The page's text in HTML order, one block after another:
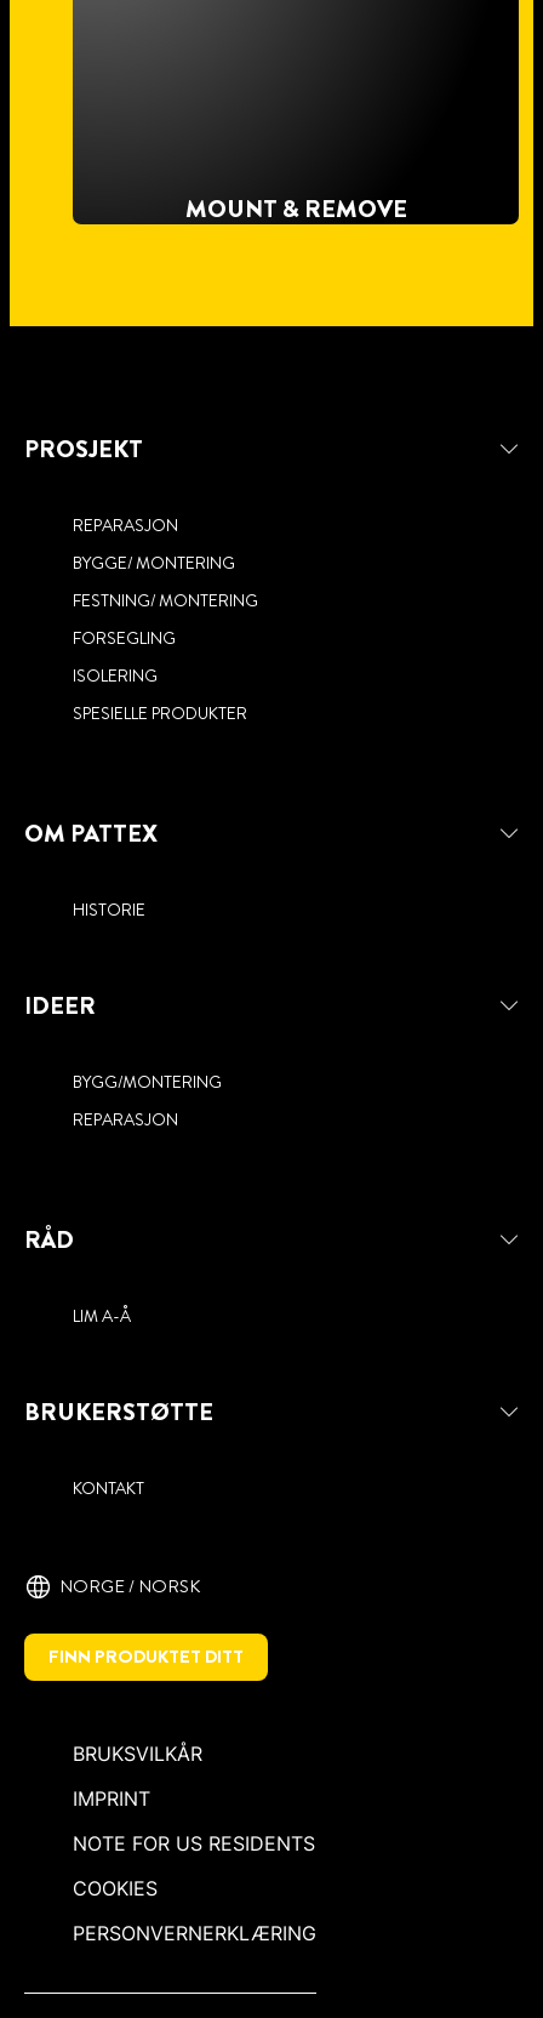
MOUNT & REMOVE
NYHET! NO MORE NAILS BOND SEAL
NO MORE NAILS ALL MATERIALS
PROSJEKT
REPARASJON
BYGGE/ MONTERING
FESTNING/ MONTERING
FORSEGLING
ISOLERING
SPESIELLE PRODUKTER
OM PATTEX
HISTORIE
IDEER
BYGG/MONTERING
REPARASJON
RÅD
LIM A-Å
BRUKERSTØTTE
KONTAKT
NORGE / NORSK
FINN PRODUKTET DITT
BRUKSVILKÅR
IMPRINT
NOTE FOR US RESIDENTS
COOKIES
PERSONVERNERKLÆRING